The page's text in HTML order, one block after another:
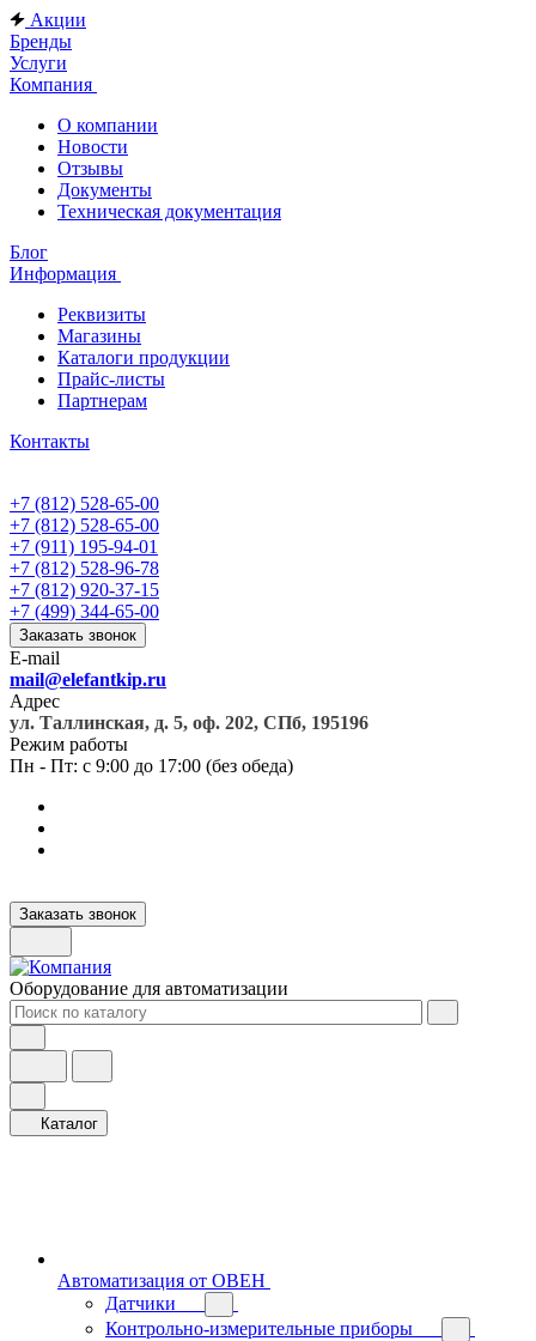
Акции
Бренды
Услуги
Компания
О компании
Новости
Отзывы
Документы
Техническая документация
Блог
Информация
Реквизиты
Магазины
Каталоги продукции
Прайс-листы
Партнерам
Контакты
+7 (812) 528-65-00
+7 (812) 528-65-00
+7 (911) 195-94-01
+7 (812) 528-96-78
+7 (812) 920-37-15
+7 (499) 344-65-00
Заказать звонок
E-mail
mail@elefantkip.ru
Адрес
ул. Таллинская, д. 5, оф. 202, СПб, 195196
Режим работы
Пн - Пт: с 9:00 до 17:00 (без обеда)
Заказать звонок
Оборудование для автоматизации
Каталог
Автоматизация от ОВЕН
Датчики
Контрольно-измерительные приборы